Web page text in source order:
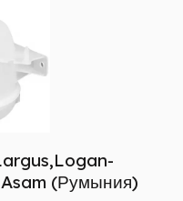
(Румыния)